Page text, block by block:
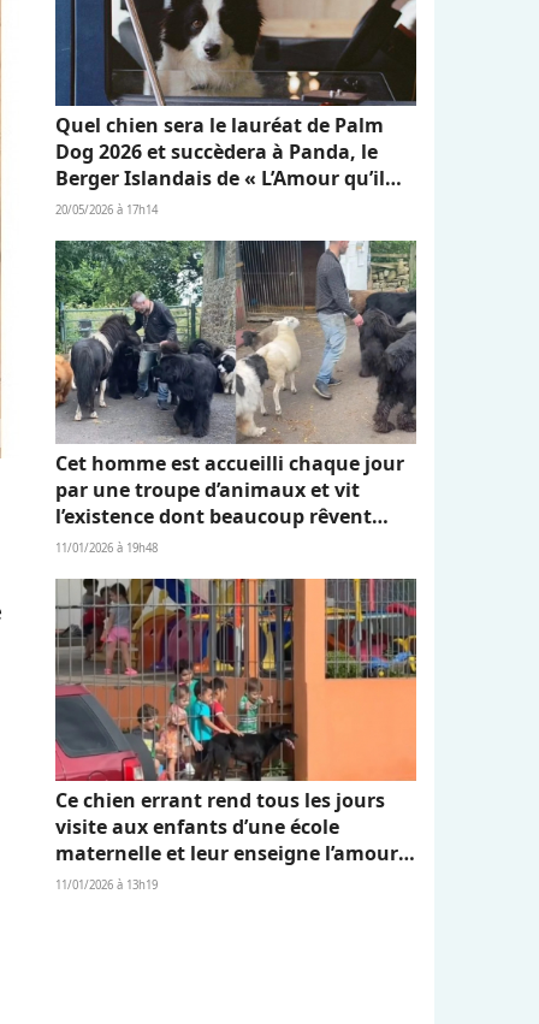
Quel chien sera le lauréat de Palm
Dog 2026 et succèdera à Panda, le
Berger Islandais de « L’Amour qu’il
nous reste » ?
20/05/2026 à 17h14
Cet homme est accueilli chaque jour
par une troupe d’animaux et vit
l’existence dont beaucoup rêvent
(vidéo)
11/01/2026 à 19h48
Ce chien errant rend tous les jours
visite aux enfants d’une école
maternelle et leur enseigne l’amour
et l’empathie (vidéo)
11/01/2026 à 13h19